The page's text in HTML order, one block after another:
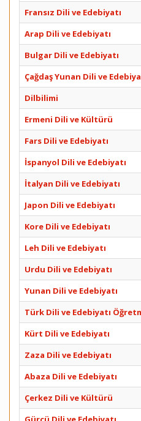
Fransız Dili ve Edebiyatı
Arap Dili ve Edebiyatı
Bulgar Dili ve Edebiyatı
Çağdaş Yunan Dili ve
Dilbilimi
Ermeni Dili ve Kültürü
Fars Dili ve Edebiyatı
İspanyol Dili ve Edebiyatı
İtalyan Dili ve Edebiyatı
Japon Dili ve Edebiyatı
Kore Dili ve Edebiyatı
Leh Dili ve Edebiyatı
Urdu Dili ve Edebiyatı
Yunan Dili ve Edebiyatı
Türk Dili ve Edebiyatı
Kürt Dili ve Edebiyatı
Zaza Dili ve Edebiyatı
Abaza Dili ve Edebiyatı
Çerkez Dili ve Kültürü